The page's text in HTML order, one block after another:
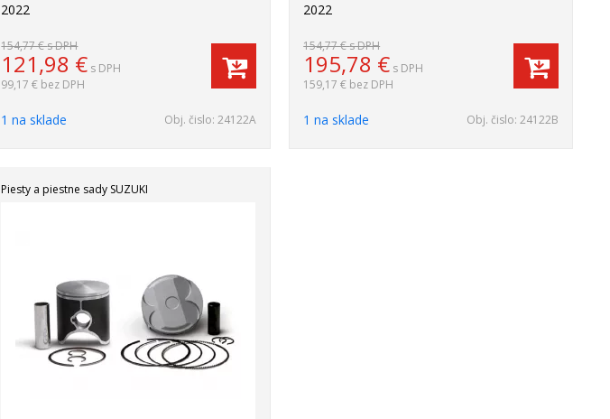
2022
154,77 €s DPH
121,98 € s DPH
99,17 € bez DPH
1 na sklade Obj. čislo:24122A
2022
154,77 €s DPH
195,78 € s DPH
159,17 € bez DPH
1 na sklade Obj. čislo: 24122B
Piesty a piestne sady SUZUKI